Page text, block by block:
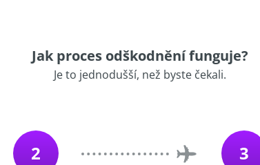
Jak proces odškodnění funguje?
Je to jednodušší, než byste čekali.
2 3